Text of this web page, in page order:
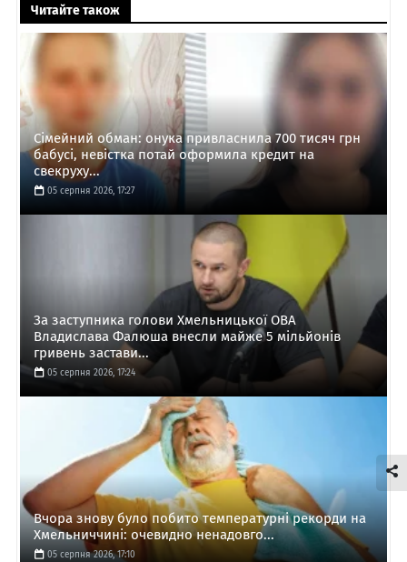
Читайте також
Сімейний обман: онука привласнила 700 тисяч грн
бабусі, невістка потай оформила кредит на
свекруху...
05 серпня 2026, 17:27
За заступника голови Хмельницької ОВА
Владислава Фалюша внесли майже 5 мільйонів
гривень застави...
05 серпня 2026, 17:24
Вчора знову було побито температурні рекорди на
Хмельниччині: очевидно ненадовго...
05 серпня 2026, 17:10